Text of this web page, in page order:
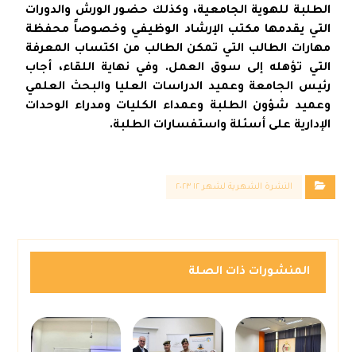
الطلبة للهوية الجامعية، وكذلك حضور الورش والدورات
التي يقدمها مكتب الإرشاد الوظيفي وخصوصاً محفظة
مهارات الطالب التي تمكن الطالب من اكتساب المعرفة
التي تؤهله إلى سوق العمل. وفي نهاية اللقاء، أجاب
رئيس الجامعة وعميد الدراسات العليا والبحث العلمي
وعميد شؤون الطلبة وعمداء الكليات ومدراء الوحدات
الإدارية على أسئلة واستفسارات الطلبة.
النشرة الشهرية لشهر ١٢ ٢٠٢٣
المنشورات ذات الصلة